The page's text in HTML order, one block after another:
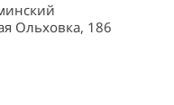
Ольховка, 186